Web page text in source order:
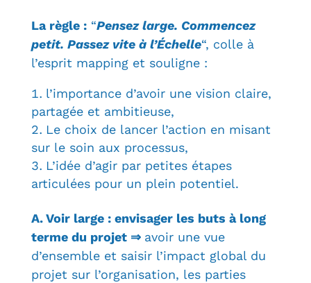
La règle :“Pensez large. Commencez
petit. Passez vite à l’Échelle“, colle à
l’esprit mapping et souligne :
l’importance d’avoir une vision claire,
partagée et ambitieuse,
Le choix de lancer l’action en misant
sur le soin aux processus,
L’idée d’agir par petites étapes
articulées pour un plein potentiel.
A. Voir large : envisager les buts à long
terme du projet ⇒ avoir une vue
d’ensemble et saisir l’impact global du
projet sur l’organisation, les parties